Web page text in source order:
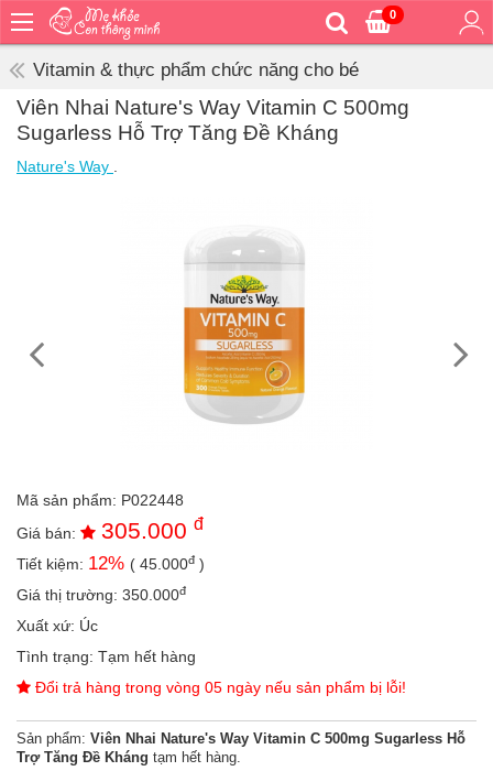
0
Bé
ăn
vệ
ngoài
an
toàn
Bé
tắm
Bé
mà
học
Dành
cho
mẹ
Vitamin & thực phẩm chức năng cho bé
Viên Nhai Nature's Way Vitamin C 500mg
Sugarless Hỗ Trợ Tăng Đề Kháng
Nature's Way
Mã sản phẩm: P022448
Giá bán:
305.000 đ
Tiết kiệm: 12% ( 45.000đ )
Giá thị trường: 350.000đ
Xuất xứ: Úc
Tình trạng: Tạm hết hàng
Đổi trả hàng trong vòng 05 ngày nếu sản phẩm bị lỗi!
Sản phẩm: Viên Nhai Nature's Way Vitamin C 500mg Sugarless Hỗ
Trợ Tăng Đề Kháng tạm hết hàng.